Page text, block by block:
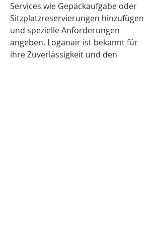
Services wie Gepäckaufgabe oder
Sitzplatzreservierungen hinzufügen
und spezielle Anforderungen
angeben. Loganair ist bekannt für
ihre Zuverlässigkeit und den